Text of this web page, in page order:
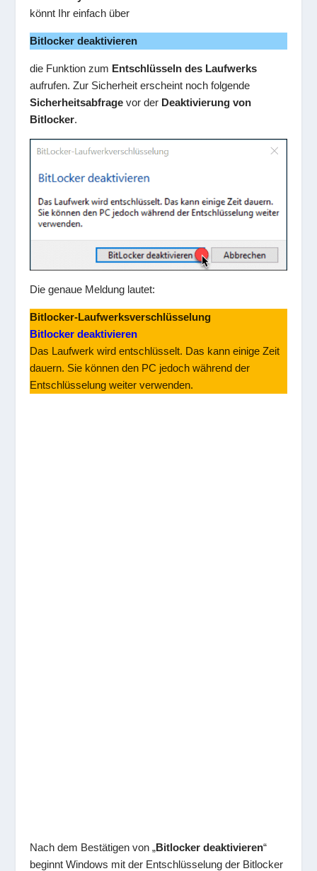
könnt Ihr einfach über
Bitlocker deaktivieren
die Funktion zum Entschlüsseln des Laufwerks
aufrufen. Zur Sicherheit erscheint noch folgende
Sicherheitsabfrage vor der Deaktivierung von
Bitlocker.
Die genaue Meldung lautet:
Bitlocker-Laufwerksverschlüsselung
Bitlocker deaktivieren
Das Laufwerk wird entschlüsselt. Das kann einige Zeit
dauern. Sie können den PC jedoch während der
Entschlüsselung weiter verwenden.
Nach dem Bestätigen von „Bitlocker deaktivieren“
beginnt Windows mit der Entschlüsselung der Bitlocker